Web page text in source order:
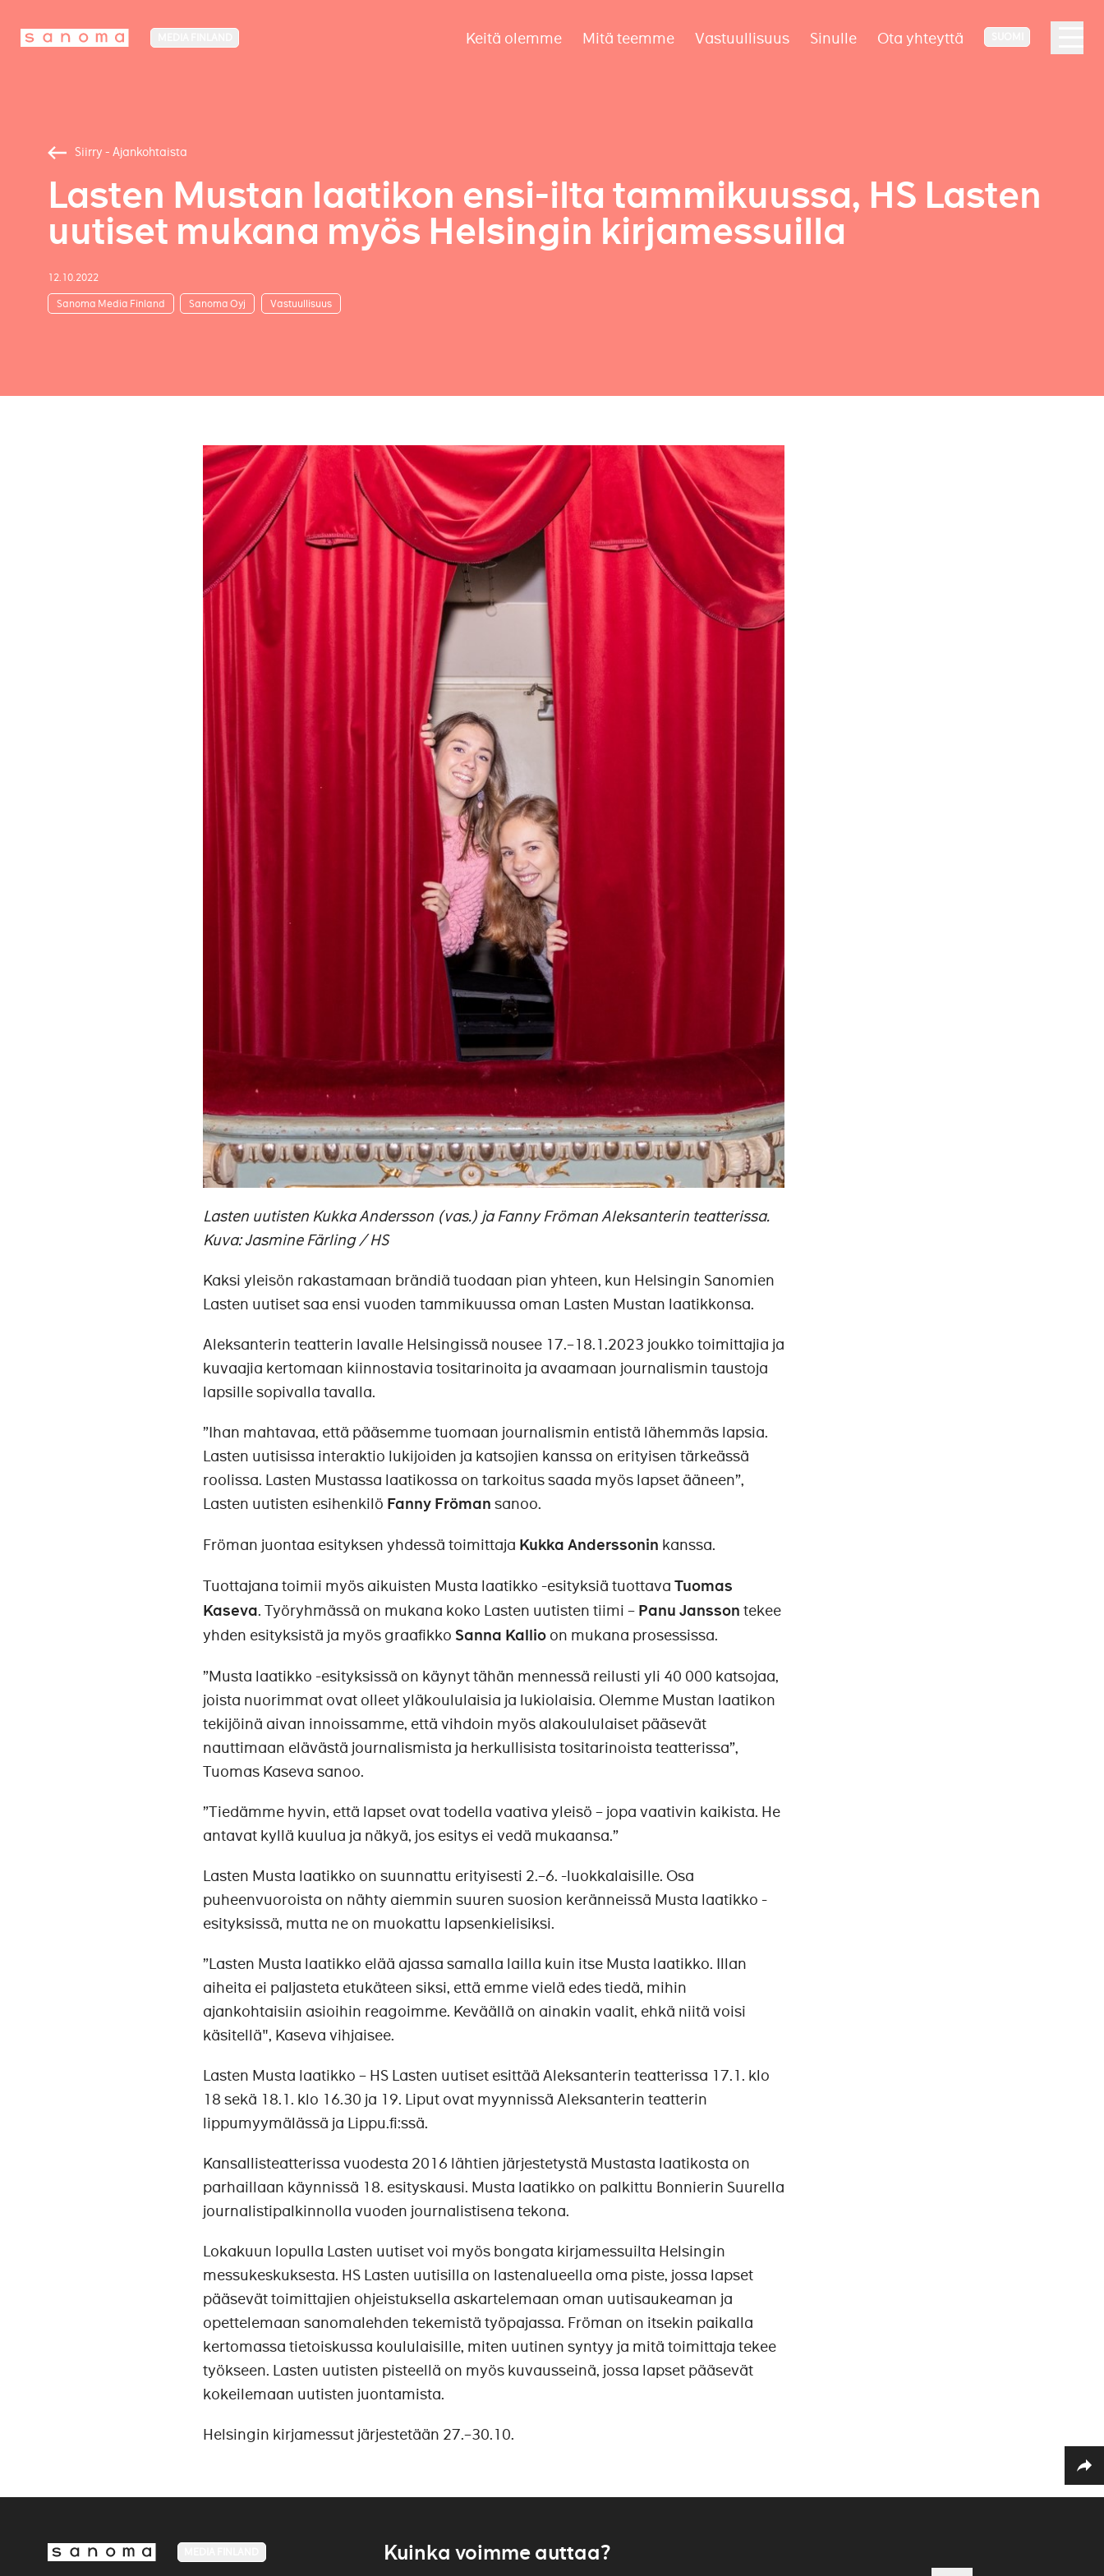
Keitä olemme Mitä teemme Vastuullisuus Sinulle Ota yhteyttä
Siirry - Ajankohtaista
Lasten Mustan laatikon ensi-ilta tammikuussa, HS Lasten
uutiset mukana myös Helsingin kirjamessuilla
12.10.2022
Sanoma Media Finland Sanoma Oyj Vastuullisuus
Lasten uutisten Kukka Andersson (vas.) ja Fanny Fröman Aleksanterin teatterissa.
Kuva: Jasmine Färling / HS
Kaksi yleisön rakastamaan brändiä tuodaan pian yhteen, kun Helsingin Sanomien
Lasten uutiset saa ensi vuoden tammikuussa oman Lasten Mustan laatikkonsa.
Aleksanterin teatterin lavalle Helsingissä nousee 17.–18.1.2023 joukko toimittajia ja
kuvaajia kertomaan kiinnostavia tositarinoita ja avaamaan journalismin taustoja
lapsille sopivalla tavalla.
”Ihan mahtavaa, että pääsemme tuomaan journalismin entistä lähemmäs lapsia.
Lasten uutisissa interaktio lukijoiden ja katsojien kanssa on erityisen tärkeässä
roolissa. Lasten Mustassa laatikossa on tarkoitus saada myös lapset ääneen”,
Lasten uutisten esihenkilö Fanny Fröman sanoo.
Fröman juontaa esityksen yhdessä toimittaja Kukka Anderssonin kanssa.
Tuottajana toimii myös aikuisten Musta laatikko -esityksiä tuottava Tuomas
Kaseva. Työryhmässä on mukana koko Lasten uutisten tiimi – Panu Jansson tekee
yhden esityksistä ja myös graafikko Sanna Kallio on mukana prosessissa.
”Musta laatikko -esityksissä on käynyt tähän mennessä reilusti yli 40 000 katsojaa,
joista nuorimmat ovat olleet yläkoululaisia ja lukiolaisia. Olemme Mustan laatikon
tekijöinä aivan innoissamme, että vihdoin myös alakoululaiset pääsevät
nauttimaan elävästä journalismista ja herkullisista tositarinoista teatterissa”,
Tuomas Kaseva sanoo.
”Tiedämme hyvin, että lapset ovat todella vaativa yleisö – jopa vaativin kaikista. He
antavat kyllä kuulua ja näkyä, jos esitys ei vedä mukaansa.”
Lasten Musta laatikko on suunnattu erityisesti 2.–6. -luokkalaisille. Osa
puheenvuoroista on nähty aiemmin suuren suosion keränneissä Musta laatikko -
esityksissä, mutta ne on muokattu lapsenkielisiksi.
”Lasten Musta laatikko elää ajassa samalla lailla kuin itse Musta laatikko. Illan
aiheita ei paljasteta etukäteen siksi, että emme vielä edes tiedä, mihin
ajankohtaisiin asioihin reagoimme. Keväällä on ainakin vaalit, ehkä niitä voisi
käsitellä", Kaseva vihjaisee.
Lasten Musta laatikko – HS Lasten uutiset esittää Aleksanterin teatterissa 17.1. klo
18 sekä 18.1. klo 16.30 ja 19. Liput ovat myynnissä Aleksanterin teatterin
lippumyymälässä ja Lippu.fi:ssä.
Kansallisteatterissa vuodesta 2016 lähtien järjestetystä Mustasta laatikosta on
parhaillaan käynnissä 18. esityskausi. Musta laatikko on palkittu Bonnierin Suurella
journalistipalkinnolla vuoden journalistisena tekona.
Lokakuun lopulla Lasten uutiset voi myös bongata kirjamessuilta Helsingin
messukeskuksesta. HS Lasten uutisilla on lastenalueella oma piste, jossa lapset
pääsevät toimittajien ohjeistuksella askartelemaan oman uutisaukeaman ja
opettelemaan sanomalehden tekemistä työpajassa. Fröman on itsekin paikalla
kertomassa tietoiskussa koululaisille, miten uutinen syntyy ja mitä toimittaja tekee
työkseen. Lasten uutisten pisteellä on myös kuvausseinä, jossa lapset pääsevät
kokeilemaan uutisten juontamista.
Helsingin kirjamessut järjestetään 27.–30.10.
Kuinka voimme auttaa?